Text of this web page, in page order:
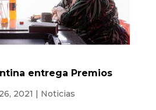
entrega Premios
2021 | Noticias